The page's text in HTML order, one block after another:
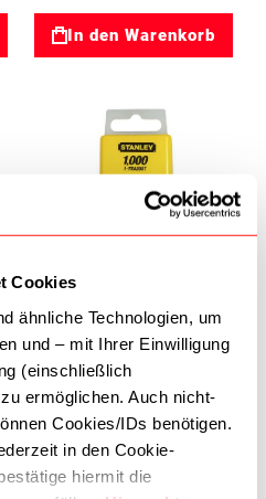
Cookies
ähnliche Technologien, um
und – mit Ihrer Einwilligung
(einschließlich
ermöglichen. Auch nicht-
Cookies/IDs benötigen.
in den Cookie-
hiermit die
In den Warenkorb
Zur Wunschliste
Tacker
KLAMMERN 53/A
8MM/1000 Stanley
02000205
4,30 €
In den Warenkorb